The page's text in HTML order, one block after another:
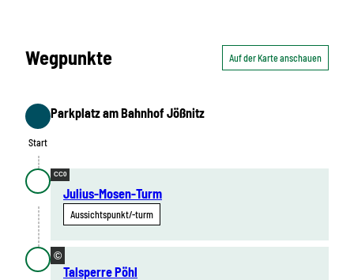
Wegpunkte Auf der Karte anschauen
Start
Start
Parkplatz am Bahnhof Jößnitz
CC0
Julius-Mosen-Turm
Aussichtspunkt/-turm
©
Talsperre Pöhl